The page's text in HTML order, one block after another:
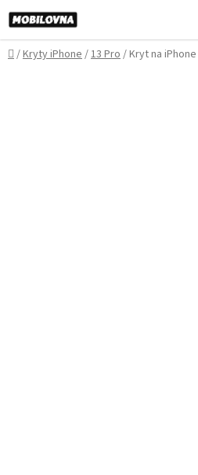
Prejsť
na
obsah
Domov
/Kryty iPhone/13 Pro/Kryt na